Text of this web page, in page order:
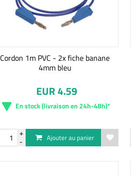
Cordon 1m PVC - 2x fiche banane
4mm bleu
EUR 4.59
En stock (livraison en 24h-48h)*
Ajouter au panier